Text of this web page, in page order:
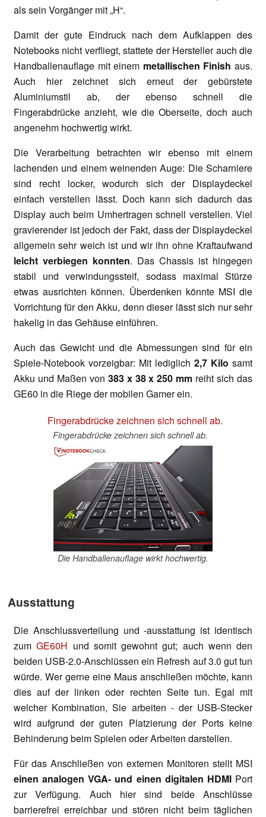
als sein Vorgänger mit „H“.
Damit der gute Eindruck nach dem Aufklappen des
Notebooks nicht verfliegt, stattete der Hersteller auch die
Handballenauflage mit einem metallischen Finish aus.
Auch hier zeichnet sich erneut der gebürstete
Aluminiumstil ab, der ebenso schnell die
Fingerabdrücke anzieht, wie die Oberseite, doch auch
angenehm hochwertig wirkt.
Die Verarbeitung betrachten wir ebenso mit einem
lachenden und einem weinenden Auge: Die Scharniere
sind recht locker, wodurch sich der Displaydeckel
einfach verstellen lässt. Doch kann sich dadurch das
Display auch beim Umhertragen schnell verstellen. Viel
gravierender ist jedoch der Fakt, dass der Displaydeckel
allgemein sehr weich ist und wir ihn ohne Kraftaufwand
leicht verbiegen konnten. Das Chassis ist hingegen
stabil und verwindungssteif, sodass maximal Stürze
etwas ausrichten können. Überdenken könnte MSI die
Vorrichtung für den Akku, denn dieser lässt sich nur sehr
hakelig in das Gehäuse einführen.
Auch das Gewicht und die Abmessungen sind für ein
Spiele-Notebook vorzeigbar: Mit lediglich 2,7 Kilo samt
Akku und Maßen von 383 x 38 x 250 mm reiht sich das
GE60 in die Riege der mobilen Gamer ein.
Fingerabdrücke zeichnen sich schnell ab.
Die Handballenauflage wirkt hochwertig.
Ausstattung
Die Anschlussverteilung und -ausstattung ist identisch
zumGE60H und somit gewohnt gut; auch wenn den
beiden USB-2.0-Anschlüssen ein Refresh auf 3.0 gut tun
würde. Wer gerne eine Maus anschließen möchte, kann
dies auf der linken oder rechten Seite tun. Egal mit
welcher Kombination, Sie arbeiten - der USB-Stecker
wird aufgrund der guten Platzierung der Ports keine
Behinderung beim Spielen oder Arbeiten darstellen.
Für das Anschließen von externen Monitoren stellt MSI
einen analogen VGA- und einen digitalen HDMIPort
zur Verfügung. Auch hier sind beide Anschlüsse
barrierefrei erreichbar und stören nicht beim täglichen